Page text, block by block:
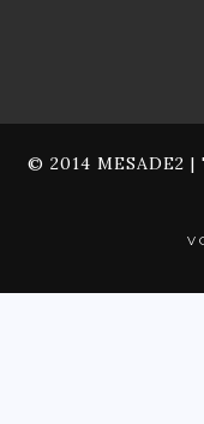
© 2014 MESADE2 |